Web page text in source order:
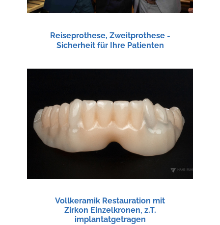
Reiseprothese, Zweitprothese -
Sicherheit für Ihre Patienten
Vollkeramik Restauration mit
Zirkon Einzelkronen, z.T.
implantatgetragen